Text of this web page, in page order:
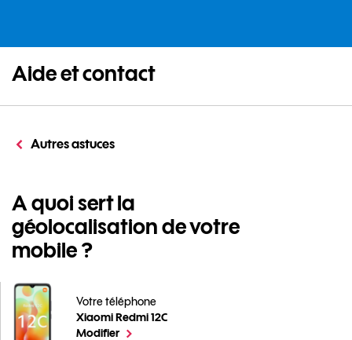
Aide et contact
Autres astuces
A quoi sert la
géolocalisation de votre
mobile ?
Votre téléphone
Xiaomi Redmi 12C
A quoi sert la géolocalisation de votre mobile ? pour
Modifierle téléphone sélectionné